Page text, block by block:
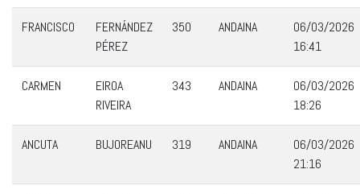
FRANCISCO
FERNÁNDEZ
PÉREZ
350 ANDAINA
06/03/2026
16:41
CARMEN
EIROA
RIVEIRA
343 ANDAINA
06/03/2026
18:26
ANCUTA BUJOREANU 319 ANDAINA
06/03/2026
21:16